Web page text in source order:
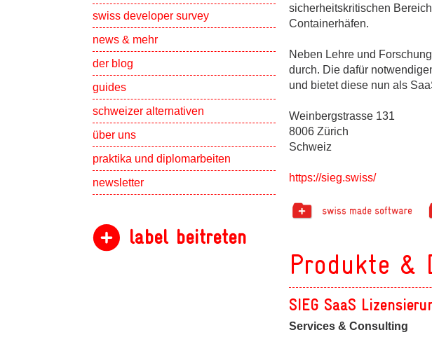
swiss developer survey
Show subpages
news & mehr
der blog
guides
schweizer alternativen
über uns
Show subpages
praktika und diplomarbeiten
newsletter
label beitreten
sicherheitskritischen
Containerhäfen.
Neben Lehre und
durch. Die dafür
und bietet diese nun als
Weinbergstrasse 131
8006 Zürich
Schweiz
https://sieg.swiss/
Produkte &
SIEG SaaS
Services & Consulting